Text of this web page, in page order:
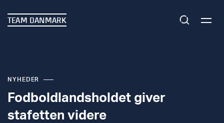
TEAM DANMARK
NYHEDER
Fodboldlandsholdet giver
stafetten videre